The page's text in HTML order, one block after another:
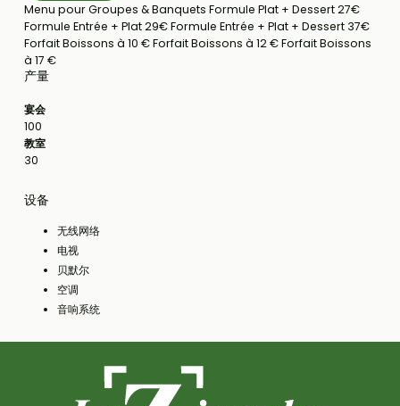
Menu pour Groupes & Banquets Formule Plat + Dessert 27€
Formule Entrée + Plat 29€ Formule Entrée + Plat + Dessert 37€
Forfait Boissons à 10 € Forfait Boissons à 12 € Forfait Boissons
à 17 €
产量
宴会
100
教室
30
设备
无线网络
电视
贝默尔
空调
音响系统